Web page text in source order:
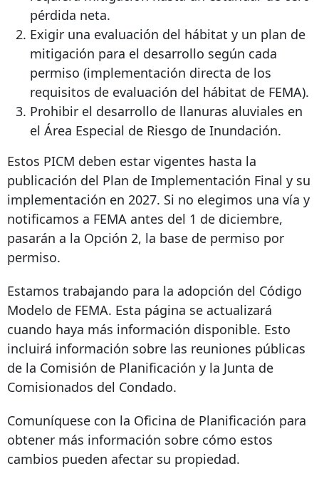
pérdida neta.
Exigir una evaluación del hábitat y un plan de
mitigación para el desarrollo según cada
permiso (implementación directa de los
requisitos de evaluación del hábitat de FEMA).
Prohibir el desarrollo de llanuras aluviales en
el Área Especial de Riesgo de Inundación.
Estos PICM deben estar vigentes hasta la
publicación del Plan de Implementación Final y su
implementación en 2027. Si no elegimos una vía y
notificamos a FEMA antes del 1 de diciembre,
pasarán a la Opción 2, la base de permiso por
permiso.
Estamos trabajando para la adopción del Código
Modelo de FEMA. Esta página se actualizará
cuando haya más información disponible. Esto
incluirá información sobre las reuniones públicas
de la Comisión de Planificación y la Junta de
Comisionados del Condado.
Comuníquese con la Oficina de Planificación para
obtener más información sobre cómo estos
cambios pueden afectar su propiedad.